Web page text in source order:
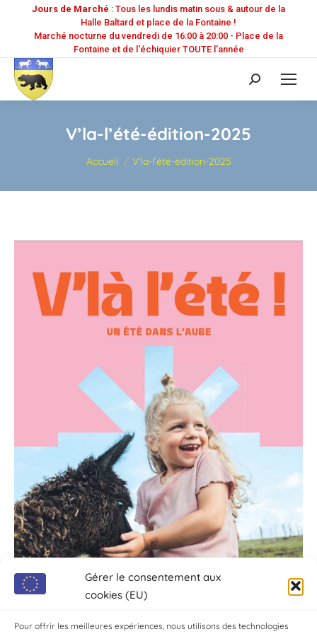
Gérer le consentement aux
cookies (EU)
Pour offrir les meilleures expériences, nous utilisons des technologies
Jours de Marché : Tous les lundis matin sous & autour de la
Halle Baltard et place de la Fontaine !
Marché nocturne du vendredi de 16:00 à 20:00 - Place de la
Fontaine et de l'échiquier TOUTE l'année
Recherche
:
V’la-l’été-édition-2025
Vous êtes ici :
Accueil V’la-l’été-édition-2025